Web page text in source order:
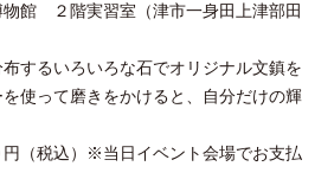
館 ２階実習室（津市一身田上津部田
するいろいろな石でオリジナル文鎮を
使って磨きをかけると、自分だけの輝
（税込）※当日イベント会場でお支払